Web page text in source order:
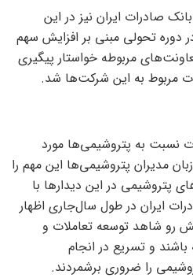
صادرات ایران نیز در این
دوره تحولی مبنی بر افزایش سهم
مربوطه خواستار پیگیری
مربوط به این شرکت‌ها شد.
نسبت به پتروشیمی‌ها مورد
مدیران پتروشیمی‌ها این مهم را
پتروشیمی در این دیدار‌ها با
ایران در طول سال‌جاری اظهار
رو شاهد توسعه تعاملات و
و تسریع در انجام
را ضروری برشمردند.